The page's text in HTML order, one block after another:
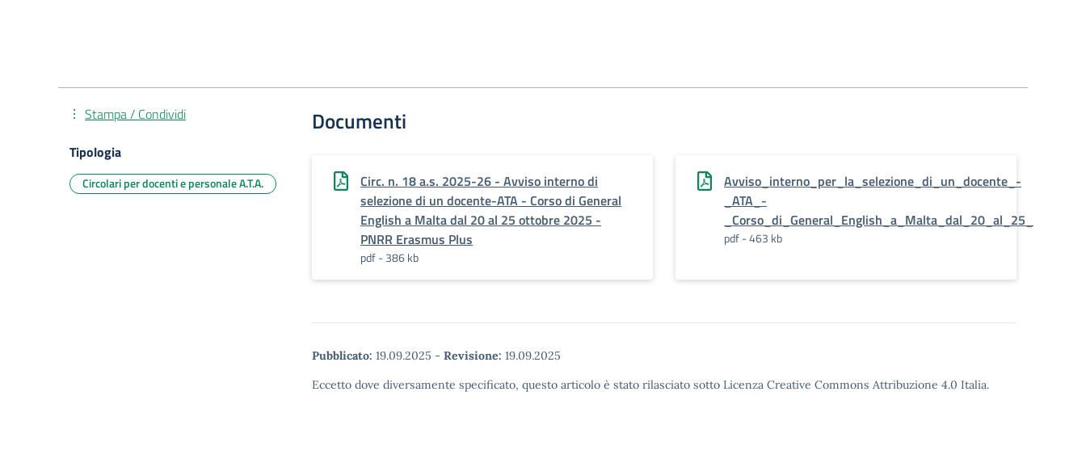
Documenti
Circ. n. 18 a.s. 2025-26 - Avviso interno di
selezione di un docente-ATA - Corso di General
English a Malta dal 20 al 25 ottobre 2025 -
PNRR Erasmus Plus
pdf - 386 kb
Avviso_interno_per_la_selezione_di_un_docente_-
_ATA_-
_Corso_di_General_English_a_Malta_dal_20_al_25_
pdf - 463 kb
Pubblicato: 19.09.2025 - Revisione: 19.09.2025
Eccetto dove diversamente specificato, questo articolo è stato rilasciato sotto Licenza Creative Commons Attribuzione 4.0 Italia.
Stampa / Condividi
Tipologia
Circolari per docenti e personale A.T.A.